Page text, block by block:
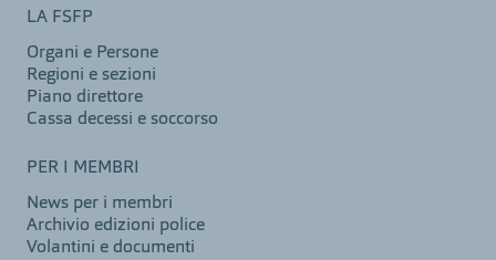
LA FSFP
Organi e Persone
Regioni e sezioni
Piano direttore
Cassa decessi e soccorso
PER I MEMBRI
News per i membri
Archivio edizioni police
Volantini e documenti